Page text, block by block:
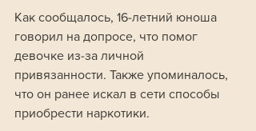
Как сообщалось, 16-летний юноша
говорил на допросе, что помог
девочке из-за личной
привязанности. Также упоминалось,
что он ранее искал в сети способы
приобрести наркотики.